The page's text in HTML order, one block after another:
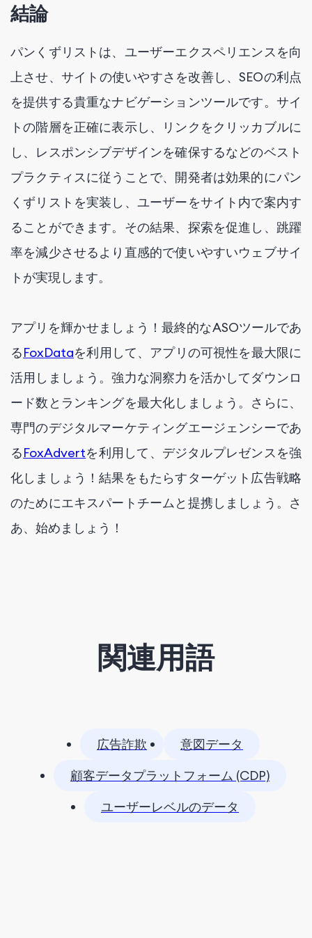
結論
パンくずリストは、ユーザーエクスペリエンスを向
上させ、サイトの使いやすさを改善し、SEOの利点
を提供する貴重なナビゲーションツールです。サイ
トの階層を正確に表示し、リンクをクリッカブルに
し、レスポンシブデザインを確保するなどのベスト
プラクティスに従うことで、開発者は効果的にパン
くずリストを実装し、ユーザーをサイト内で案内す
ることができます。その結果、探索を促進し、跳躍
率を減少させるより直感的で使いやすいウェブサイ
トが実現します。
アプリを輝かせましょう！最終的なASOツールであ
るFoxDataを利用して、アプリの可視性を最大限に
活用しましょう。強力な洞察力を活かしてダウンロ
ード数とランキングを最大化しましょう。さらに、
専門のデジタルマーケティングエージェンシーであ
るFoxAdvertを利用して、デジタルプレゼンスを強
化しましょう！結果をもたらすターゲット広告戦略
のためにエキスパートチームと提携しましょう。さ
あ、始めましょう！
関連用語
広告詐欺
意図データ
顧客データプラットフォーム (CDP)
ユーザーレベルのデータ